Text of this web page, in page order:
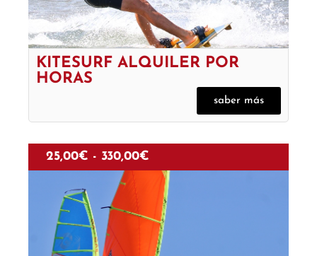
KITESURF ALQUILER POR
HORAS
saber más
25,00€ - 330,00€